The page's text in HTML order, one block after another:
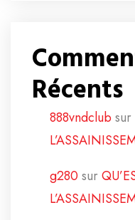
Récents
888vndclub sur
g280 sur